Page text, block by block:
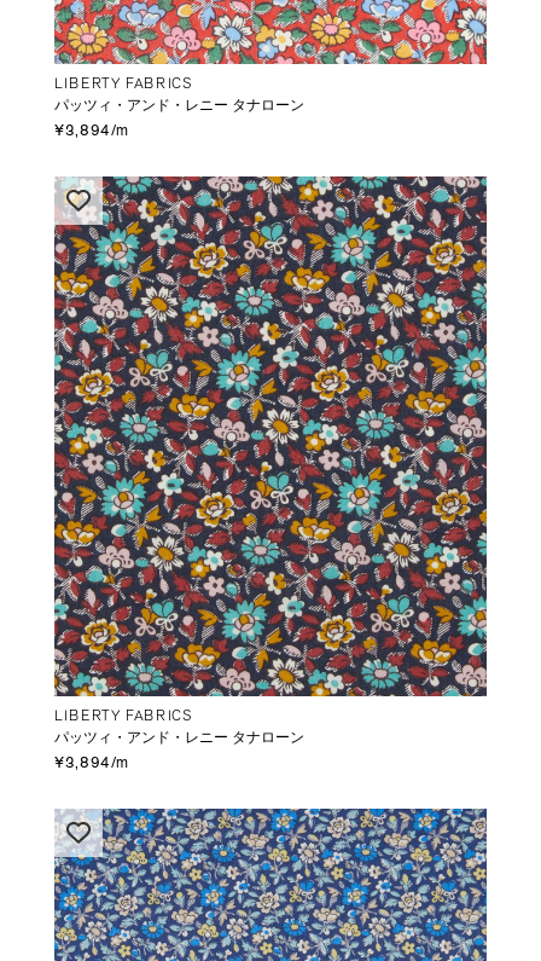
LIBERTY FABRICS
パッツィ・アンド・レニー タナローン
¥3,894/m
LIBERTY FABRICS
パッツィ・アンド・レニー タナローン
¥3,894/m